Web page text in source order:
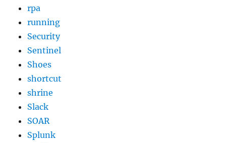
rpa
running
Security
Sentinel
Shoes
shortcut
shrine
Slack
SOAR
Splunk